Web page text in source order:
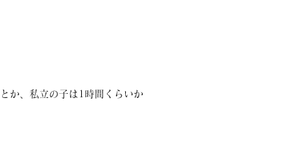
か、私立の子は1時間くらいか